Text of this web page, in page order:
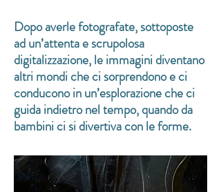
Dopo averle fotografate, sottoposte
ad un’attenta e scrupolosa
digitalizzazione, le immagini diventano
altri mondi che ci sorprendono e ci
conducono in un’esplorazione che ci
guida indietro nel tempo, quando da
bambini ci si divertiva con le forme.